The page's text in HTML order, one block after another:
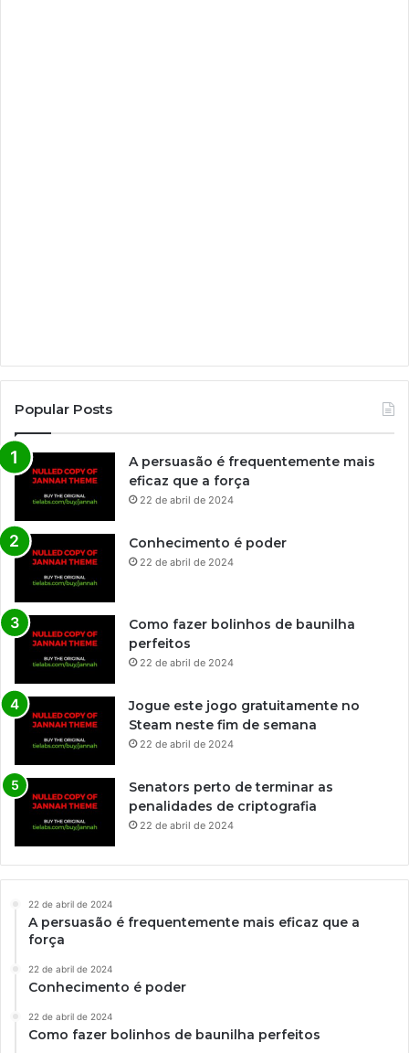
Popular Posts
A persuasão é frequentemente mais
eficaz que a força
22 de abril de 2024
Conhecimento é poder
22 de abril de 2024
Como fazer bolinhos de baunilha
perfeitos
22 de abril de 2024
Jogue este jogo gratuitamente no
Steam neste fim de semana
22 de abril de 2024
Senators perto de terminar as
penalidades de criptografia
22 de abril de 2024
22 de abril de 2024
A persuasão é frequentemente mais eficaz que a
força
22 de abril de 2024
Conhecimento é poder
22 de abril de 2024
Como fazer bolinhos de baunilha perfeitos